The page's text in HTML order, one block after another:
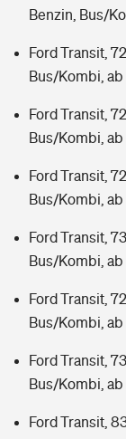
Benzin, Bus/
Ford Transit,
Bus/Kombi, ab
Ford Transit,
Bus/Kombi, ab
Ford Transit,
Bus/Kombi, ab
Ford Transit,
Bus/Kombi, ab
Ford Transit,
Bus/Kombi, ab
Ford Transit,
Bus/Kombi, ab
Ford Transit,